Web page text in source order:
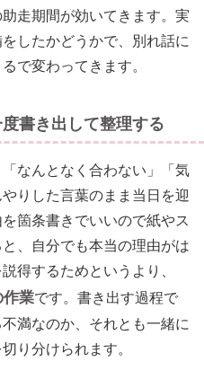
走期間が効いてきます。実
したかどうかで、別れ話に
で変わってきます。
書き出して整理する
なんとなく合わない」「気
りした言葉のまま当日を迎
箇条書きでいいので紙やス
、自分でも本当の理由がは
得するためというより、
作業です。書き出す過程で
満なのか、それとも一緒に
り分けられます。